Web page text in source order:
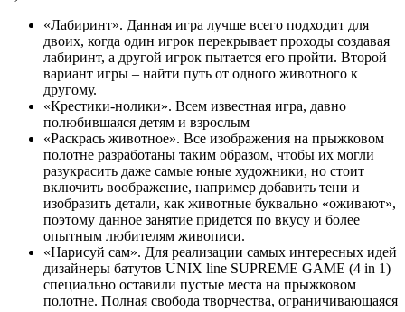
«Лабиринт». Данная игра лучше всего подходит для
двоих, когда один игрок перекрывает проходы создавая
лабиринт, а другой игрок пытается его пройти. Второй
вариант игры – найти путь от одного животного к
другому.
«Крестики-нолики». Всем известная игра, давно
полюбившаяся детям и взрослым
«Раскрась животное». Все изображения на прыжковом
полотне разработаны таким образом, чтобы их могли
разукрасить даже самые юные художники, но стоит
включить воображение, например добавить тени и
изобразить детали, как животные буквально «оживают»,
поэтому данное занятие придется по вкусу и более
опытным любителям живописи.
«Нарисуй сам». Для реализации самых интересных идей
дизайнеры батутов UNIX line SUPREME GAME (4 in 1)
специально оставили пустые места на прыжковом
полотне. Полная свобода творчества, ограничивающаяся